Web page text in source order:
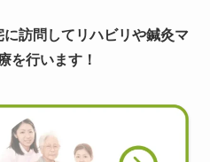
訪問してリハビリや鍼灸マ
を行います！